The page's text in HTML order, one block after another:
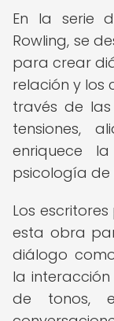
En la serie
Rowling, se
para crear
relación y los
través de las
tensiones,
enriquece
psicología de
Los
esta obra
diálogo
la interacción
de tonos,